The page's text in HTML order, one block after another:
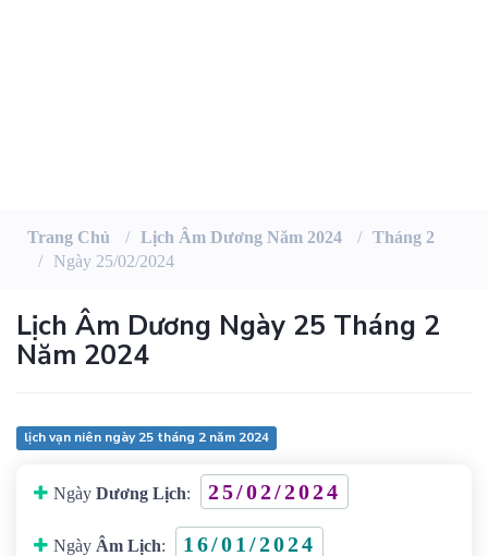
Trang Chủ Lịch Âm Dương Năm 2024
Tháng 2
Ngày 25/02/2024
Lịch Âm Dương Ngày 25 Tháng 2
Năm 2024
lịch vạn niên ngày 25 tháng 2 năm 2024
Ngày Dương Lịch: 25/02/2024
Ngày Âm Lịch: 16/01/2024